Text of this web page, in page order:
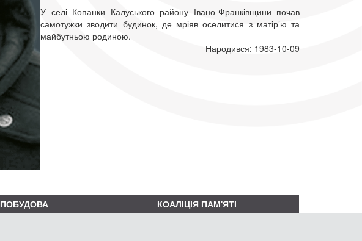
У селі Копанки Калуського району Івано-Франківщини почав
самотужки зводити будинок, де мріяв оселитися з матір’ю та
майбутньою родиною.
Народився: 1983-10-09
ПОБУДОВА КОАЛІЦІЯ ПАМ'ЯТІ